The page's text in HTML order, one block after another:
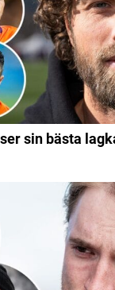
sin bästa